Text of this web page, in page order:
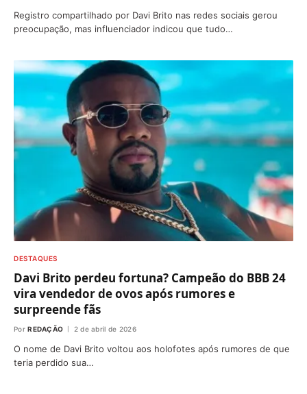
Registro compartilhado por Davi Brito nas redes sociais gerou
preocupação, mas influenciador indicou que tudo…
DESTAQUES
Davi Brito perdeu fortuna? Campeão do BBB 24
vira vendedor de ovos após rumores e
surpreende fãs
Por REDAÇÃO 2 de abril de 2026
O nome de Davi Brito voltou aos holofotes após rumores de que
teria perdido sua…